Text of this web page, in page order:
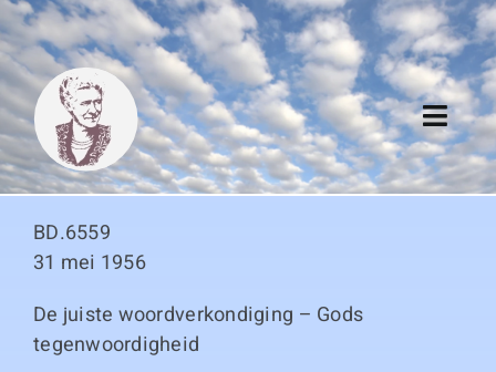
Skip
to
content
Algemeen
Thema boeken
BD.6559
31 mei 1956
De juiste woordverkondiging – Gods
tegenwoordigheid